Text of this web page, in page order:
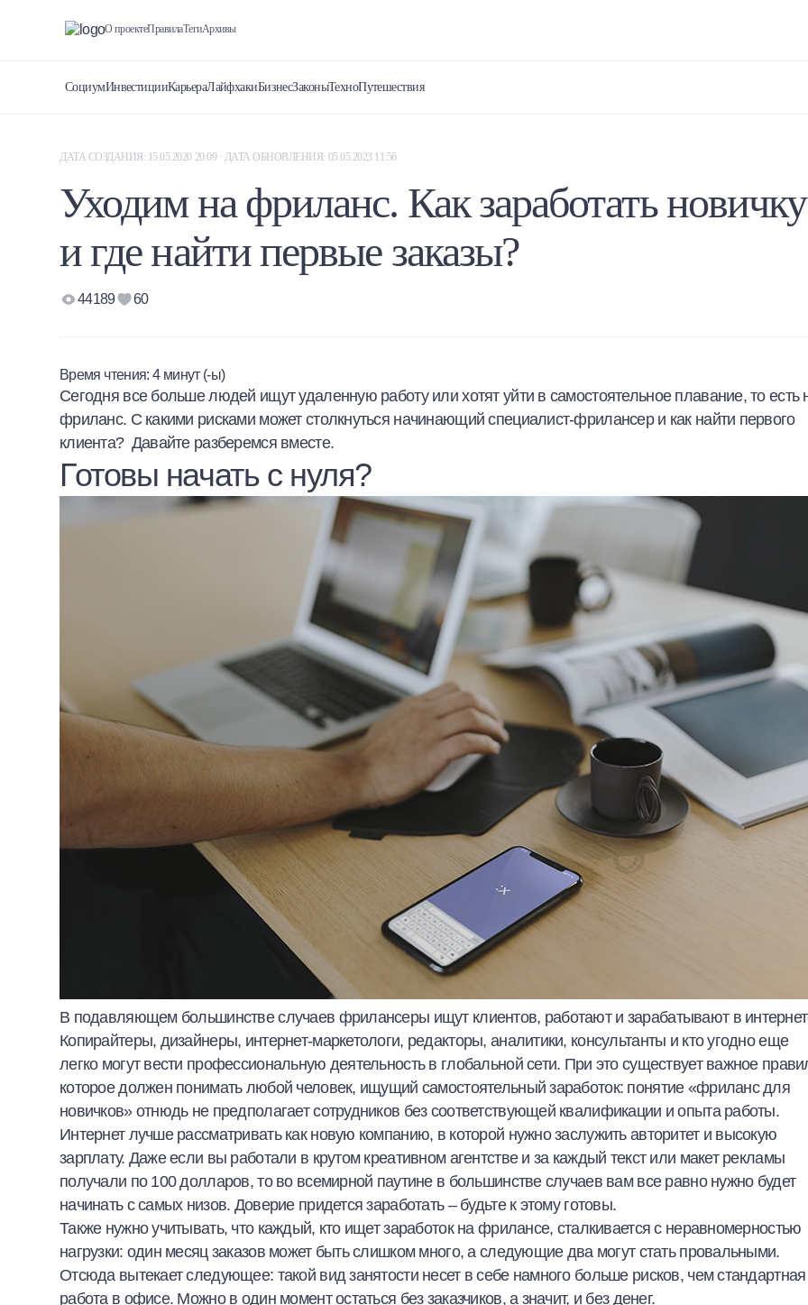
О проектеПравилаТегиАрхивы
СоциумИнвестицииКарьераЛайфхакиБизнесЗаконыТехноПутешествия
Халва
Онлайн-обменник
Премиальный сервис Prime Line
Продукты для Бизнеса
ДАТА СОЗДАНИЯ: 15.05.2020 20:09 · ДАТА ОБНОВЛЕНИЯ: 05.05.2023 11:56
Уходим на фриланс. Как заработать новичку
и где найти первые заказы?
44189 60
Время чтения:4 минут (-ы)
Сегодня все больше людей ищут удаленную работу или хотят уйти в самостоятельное плавание, то есть
фриланс. С какими рисками может столкнуться начинающий специалист-фрилансер и как найти первого
клиента? Давайте разберемся вместе.
Готовы начать с нуля?
В подавляющем большинстве случаев фрилансеры ищут клиентов, работают и зарабатывают в
Копирайтеры, дизайнеры, интернет-маркетологи, редакторы, аналитики, консультанты и кто угодно еще
легко могут вести профессиональную деятельность в глобальной сети. При это существует важное
которое должен понимать любой человек, ищущий самостоятельный заработок: понятие«фриланс для
новичков»отнюдь не предполагает сотрудников без соответствующей квалификации и опыта работы.
Интернет лучше рассматривать как новую компанию, в которой нужно заслужить авторитет и высокую
зарплату. Даже если вы работали в крутом креативном агентстве и за каждый текст или макет рекламы
получали по 100 долларов, то во всемирной паутине в большинстве случаев вам все равно нужно будет
начинать с самых низов. Доверие придется заработать – будьте к этому готовы.
Также нужно учитывать, что каждый, кто ищетзаработок на фрилансе, сталкивается с неравномерностью
нагрузки: один месяц заказов может быть слишком много, а следующие два могут стать провальными.
Отсюда вытекает следующее: такой вид занятости несет в себе намного больше рисков, чем стандартная
работа в офисе. Можно в один момент остаться без заказчиков, а значит, и без денег.